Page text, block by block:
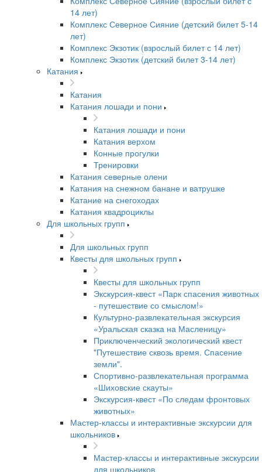
14 лет)
Комплекс Северное Сияние (детский билет 5-14
лет)
Комплекс Экзотик (взрослый билет с 14 лет)
Комплекс Экзотик (детский билет 3-14 лет)
Катания
Катания
Катания лошади и пони
Катания лошади и пони
Катания верхом
Конные прогулки
Тренировки
Катания северные олени
Катания на снежном банане и ватрушке
Катание на снегоходах
Катания квадроциклы
Для школьных групп
Для школьных групп
Квесты для школьных групп
Квесты для школьных групп
Экскурсия-квест «Парк спасения животных
- путешествие со смыслом!»
Культурно-развлекательная экскурсия
«Уральская сказка на Масленицу»
Приключенческий экологический квест
"Путешествие сквозь время. Спасение
земли".
Спортивно-развлекательная программа
«Шиховские скауты»
Экскурсия-квест «По следам фронтовых
животных»
Мастер-классы и интерактивные экскурсии для
школьников
Мастер-классы и интерактивные экскурсии
для школьников